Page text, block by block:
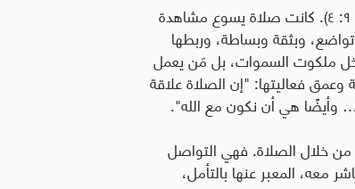
كان السيد المسيح يعمل إرادة أبيه: "إنّني أعمل أعمال مَن أرسلني" (يوحنا ٩: ٤). كانت صلاة يسوع مشاهدة
وبثقة وبساطة، وربطها
ملكوت السموات، بل مَن يعمل
فعاليتها: "إن الصلاة علاقة
وأيضًا هي أن نكون مع الله".
من خلال الصلاة. فهي التواصل
معه، المعبر عنها بالتأمل،